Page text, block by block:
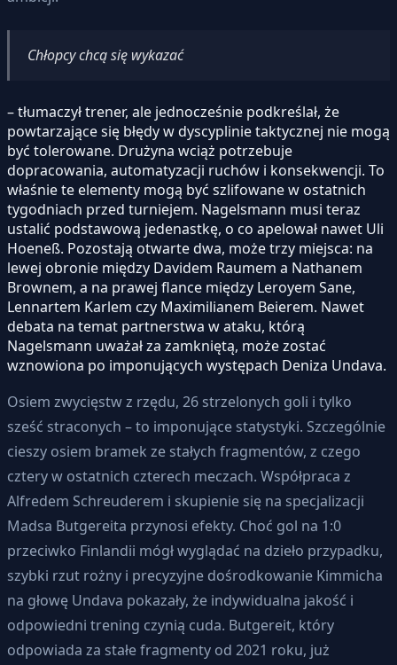
Chłopcy chcą się wykazać
– tłumaczył trener, ale jednocześnie podkreślał, że
powtarzające się błędy w dyscyplinie taktycznej nie mogą
być tolerowane. Drużyna wciąż potrzebuje
dopracowania, automatyzacji ruchów i konsekwencji. To
właśnie te elementy mogą być szlifowane w ostatnich
tygodniach przed turniejem. Nagelsmann musi teraz
ustalić podstawową jedenastkę, o co apelował nawet Uli
Hoeneß. Pozostają otwarte dwa, może trzy miejsca: na
lewej obronie między Davidem Raumem a Nathanem
Brownem, a na prawej flance między Leroyem Sane,
Lennartem Karlem czy Maximilianem Beierem. Nawet
debata na temat partnerstwa w ataku, którą
Nagelsmann uważał za zamkniętą, może zostać
wznowiona po imponujących występach Deniza Undava.
Osiem zwycięstw z rzędu, 26 strzelonych goli i tylko
sześć straconych – to imponujące statystyki. Szczególnie
cieszy osiem bramek ze stałych fragmentów, z czego
cztery w ostatnich czterech meczach. Współpraca z
Alfredem Schreuderem i skupienie się na specjalizacji
Madsa Butgereita przynosi efekty. Choć gol na 1:0
przeciwko Finlandii mógł wyglądać na dzieło przypadku,
szybki rzut rożny i precyzyjne dośrodkowanie Kimmicha
na głowę Undava pokazały, że indywidualna jakość i
odpowiedni trening czynią cuda. Butgereit, który
odpowiada za stałe fragmenty od 2021 roku, już